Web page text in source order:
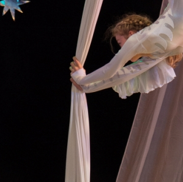
фестиваля:
с.
,